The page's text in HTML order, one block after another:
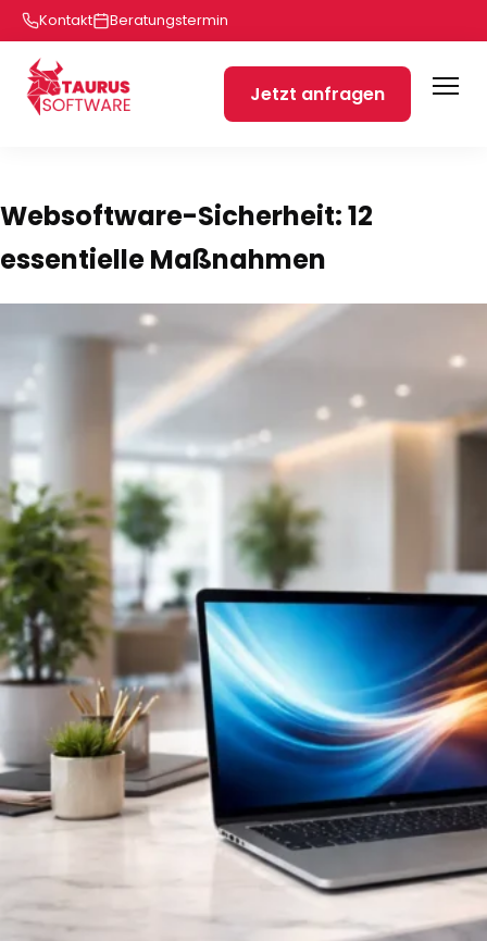
Kontakt Beratungstermin
Jetzt anfragen
Websoftware-Sicherheit: 12
essentielle Maßnahmen